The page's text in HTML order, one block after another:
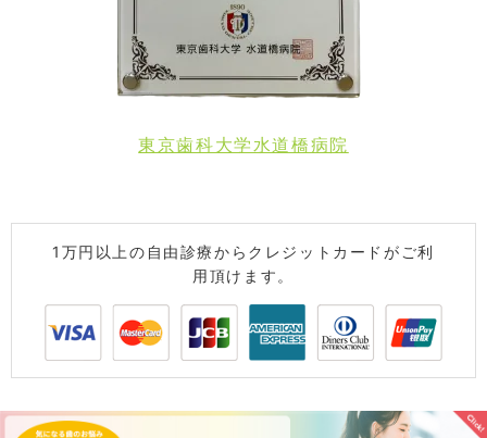
東京歯科大学水道橋病院
1万円以上の自由診療からクレジットカードがご利
用頂けます。